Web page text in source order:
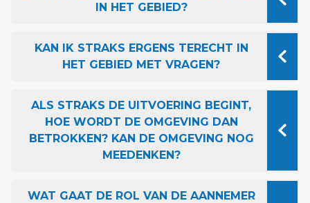
IN HET GEBIED?
KAN IK STRAKS ERGENS TERECHT IN
HET GEBIED MET VRAGEN?
ALS STRAKS DE UITVOERING BEGINT,
HOE WORDT DE OMGEVING DAN
BETROKKEN? KAN DE OMGEVING NOG
MEEDENKEN?
WAT GAAT DE ROL VAN DE AANNEMER